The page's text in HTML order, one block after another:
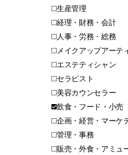
生産管理
経理・財務・会計
人事・労務・総務
メイクアップアーテ
エステティシャン
セラピスト
美容カウンセラー
飲食・フード・小売
企画・経営・マーケ
管理・事務
販売・外食・アミュ